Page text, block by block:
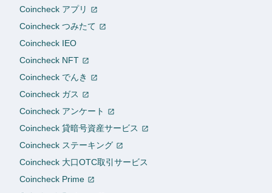
Coincheck アプリ
Coincheck つみたて
Coincheck IEO
Coincheck NFT
Coincheck でんき
Coincheck ガス
Coincheck アンケート
Coincheck 貸暗号資産サービス
Coincheck ステーキング
Coincheck 大口OTC取引サービス
Coincheck Prime